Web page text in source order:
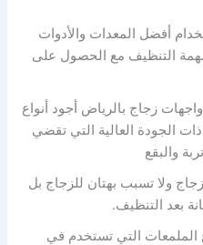
أفضل المعدات والأدوات
التنظيف مع الحصول على
زجاج بالرياض أجود أنواع
الجودة العالية التي تقضي
والبقع
ولا تسبب بهتان للزجاج بل
بعد التنظيف.
الملمعات التي تستخدم في